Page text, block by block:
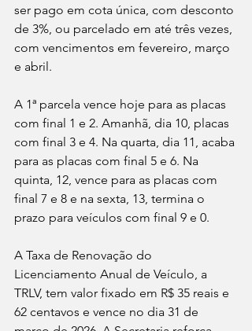
ser pago em cota única, com desconto
de 3%, ou parcelado em até três vezes,
com vencimentos em fevereiro, março
e abril.
A 1ª parcela vence hoje para as placas
com final 1 e 2. Amanhã, dia 10, placas
com final 3 e 4. Na quarta, dia 11, acaba
para as placas com final 5 e 6. Na
quinta, 12, vence para as placas com
final 7 e 8 e na sexta, 13, termina o
prazo para veículos com final 9 e 0.
A Taxa de Renovação do
Licenciamento Anual de Veículo, a
TRLV, tem valor fixado em R$ 35 reais e
62 centavos e vence no dia 31 de